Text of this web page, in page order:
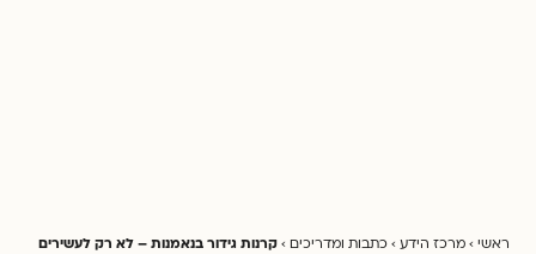
ראשי ›מרכז הידע ›כתבות ומדריכים ›קרנות גידור בנאמנות – לא רק לעשירים